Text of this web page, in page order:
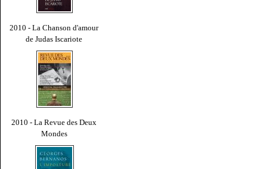
2010 - La Chanson d'amour
de Judas Iscariote
2010 - La Revue des Deux
Mondes